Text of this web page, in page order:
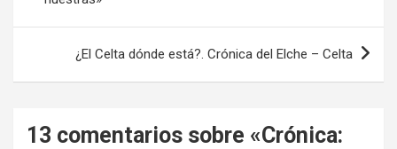
entradas
¿El Celta dónde está?. Crónica del Elche – Celta
13 comentarios sobre «Crónica: